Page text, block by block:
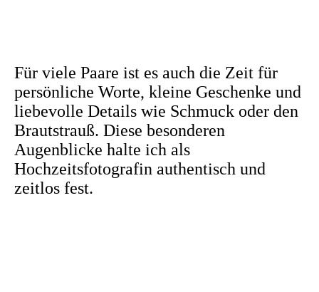
Für viele Paare ist es auch die Zeit für
persönliche Worte, kleine Geschenke und
liebevolle Details wie Schmuck oder den
Brautstrauß. Diese besonderen
Augenblicke halte ich als
Hochzeitsfotografin authentisch und
zeitlos fest.